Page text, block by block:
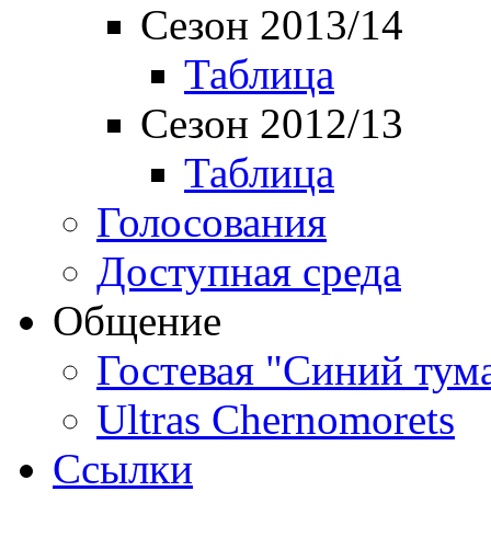
Сезон 2013/14
Таблица
Сезон 2012/13
Таблица
Голосования
Доступная среда
Общение
Гостевая "Синий
Ultras Chernomorets
Ссылки